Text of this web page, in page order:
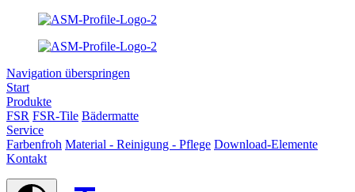
Navigation überspringen
Start
Produkte
FSR FSR-Tile Bädermatte
Service
Farbenfroh Material - Reinigung - Pflege Download-Elemente
Kontakt